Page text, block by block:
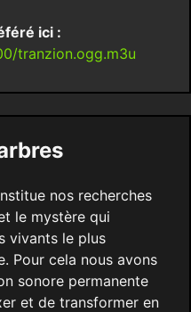
ici :
tranzion.ogg.m3u
nos recherches
le mystère qui
vivants le plus
Pour cela nous avons
sonore permanente
et de transformer en